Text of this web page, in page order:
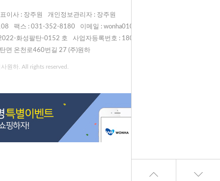
이사 : 장주원
개인정보관리자 : 장주원
팩스 : 031-352-8180
이메일 : wonha0108@naver.com
화성팔탄-0152 호
사업자등록번호 : 180-81-00998
면 온천로460번길 27 (주)원하
원하. All rights reserved.